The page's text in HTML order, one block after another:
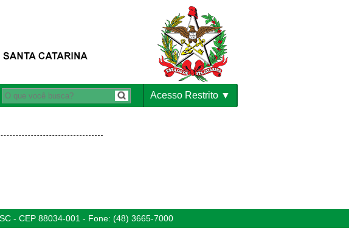
Acesso Restrito
- CEP 88034-001 - Fone: (48) 3665-7000